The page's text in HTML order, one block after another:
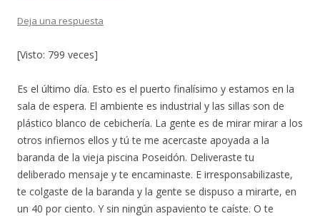
Deja una respuesta
[Visto: 799 veces]
Es el último día. Esto es el puerto finalísimo y estamos en la
sala de espera. El ambiente es industrial y las sillas son de
plástico blanco de cebichería. La gente es de mirar mirar a los
otros infiernos ellos y tú te me acercaste apoyada a la
baranda de la vieja piscina Poseidón. Deliveraste tu
deliberado mensaje y te encaminaste. E irresponsabilizaste,
te colgaste de la baranda y la gente se dispuso a mirarte, en
un 40 por ciento. Y sin ningún aspaviento te caíste. O te